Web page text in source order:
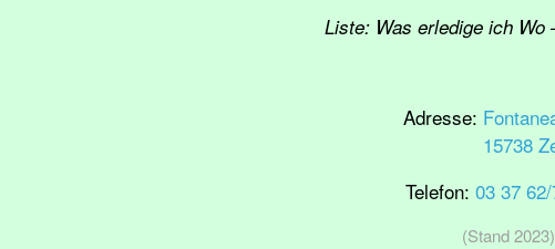
Liste: Was erledige ich Wo
Adresse:
15738
Telefon: 03 37
(Stand 2023)